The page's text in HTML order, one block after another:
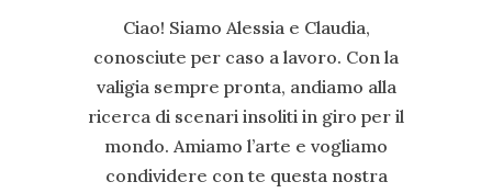
Ciao! Siamo Alessia e Claudia,
conosciute per caso a lavoro. Con la
valigia sempre pronta, andiamo alla
ricerca di scenari insoliti in giro per il
mondo. Amiamo l’arte e vogliamo
condividere con te questa nostra